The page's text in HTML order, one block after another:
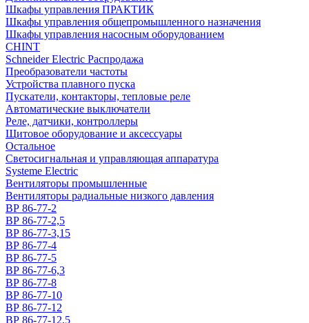
Шкафы управления ПРАКТИК
Шкафы управления общепромышленного назначения
Шкафы управления насосным оборудованием
CHINT
Schneider Electric Распродажа
Преобразователи частоты
Устройства плавного пуска
Пускатели, контакторы, тепловые реле
Автоматические выключатели
Реле, датчики, контроллеры
Щитовое оборудование и аксессуары
Остальное
Светосигнальная и управляющая аппаратура
Systeme Electric
Вентиляторы промышленные
Вентиляторы радиальные низкого давления
ВР 86-77-2
ВР 86-77-2,5
ВР 86-77-3,15
ВР 86-77-4
ВР 86-77-5
ВР 86-77-6,3
ВР 86-77-8
ВР 86-77-10
ВР 86-77-12
ВР 86-77-12,5